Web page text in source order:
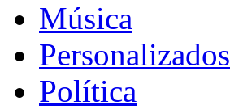
Música
Personalizados
Política